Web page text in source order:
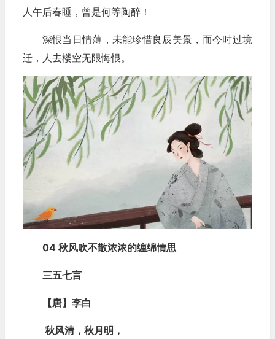
人午后春睡，曾是何等陶醉！
深恨当日情薄，未能珍惜良辰美景，而今时过境
迁，人去楼空无限悔恨。
04 秋风吹不散浓浓的缠绵情思
三五七言
【唐】李白
秋风清，秋月明，